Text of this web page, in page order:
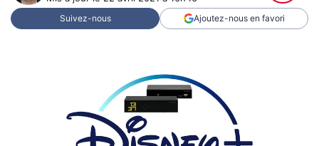
Suivez-nous Ajoutez-nous en favori